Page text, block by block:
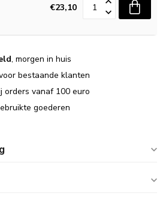
€23,10
, morgen in huis
bestaande klanten
orders vanaf 100 euro
goederen